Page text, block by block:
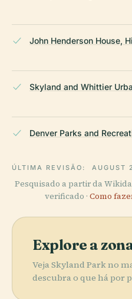
John Henderson House,
Skyland and Whittier
Denver Parks and
ÚLTIMA REVISÃO: AUGUST
Pesquisado a partir da
verificado · Como
Explore a
Veja Skyland Park no
descubra o que há por